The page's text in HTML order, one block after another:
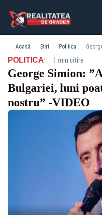
Acasă Știri Politica
POLITICA· 1 min citire
George Simion:
Bulgariei, luni
nostru” -VIDEO